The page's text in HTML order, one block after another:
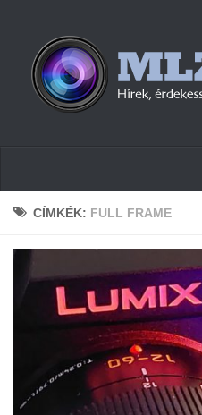
Hírek
Cikkek
Szoftver
Tudástár
Tanácsok
CÍMKÉK: FULL FRAME